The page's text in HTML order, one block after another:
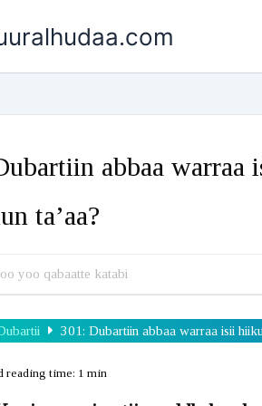
abbaa
ta’aa?
301: Dubartiin abbaa warraa isii
reading time: 1 min